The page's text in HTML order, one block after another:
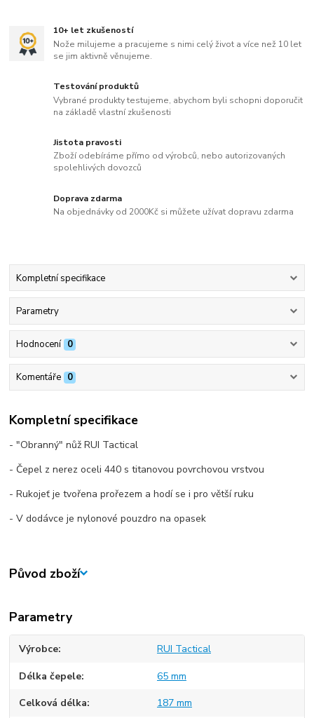
10+ let zkušeností
Nože milujeme a pracujeme s nimi celý život a více než 10 let
se jim aktivně věnujeme.
Testování produktů
Vybrané produkty testujeme, abychom byli schopni doporučit
na základě vlastní zkušenosti
Jistota pravosti
Zboží odebíráme přímo od výrobců, nebo autorizovaných
spolehlivých dovozců
Doprava zdarma
Na objednávky od 2000Kč si můžete užívat dopravu zdarma
Kompletní specifikace
Parametry
Hodnocení 0
Komentáře 0
Kompletní specifikace
- "Obranný" nůž RUI Tactical
- Čepel z nerez oceli 440 s titanovou povrchovou vrstvou
- Rukojeť je tvořena prořezem a hodí se i pro větší ruku
- V dodávce je nylonové pouzdro na opasek
Původ zboží
Parametry
Výrobce RUI Tactical
Délka čepele 65 mm
Celková délka 187 mm